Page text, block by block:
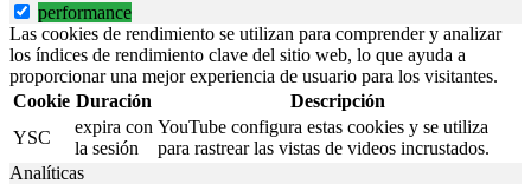
performance
Las cookies de rendimiento se utilizan para comprender y analizar
los índices de rendimiento clave del sitio web, lo que ayuda a
proporcionar una mejor experiencia de usuario para los visitantes.
Cookie Duración
Descripción
YSC
expira con
la sesión
YouTube configura estas cookies y se utiliza
para rastrear las vistas de videos incrustados.
Analíticas